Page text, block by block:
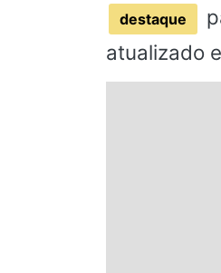
destaque
atualizado